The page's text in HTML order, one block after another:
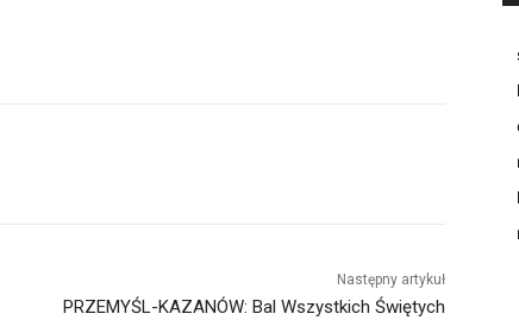
Następny artykuł
PRZEMYŚL-KAZANÓW: Bal Wszystkich Świętych